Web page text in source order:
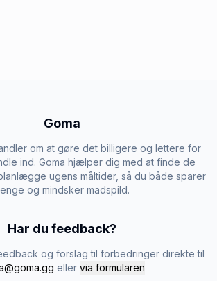
Goma
om at gøre det billigere og lettere for
ind. Goma hjælper dig med at finde de
ugens måltider, så du både sparer
og mindsker madspild.
Har du feedback?
og forslag til forbedringer direkte til
eller via formularen